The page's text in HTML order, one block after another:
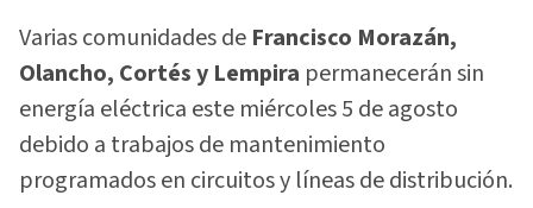
Varias comunidades de Francisco Morazán,
Olancho, Cortés y Lempira permanecerán sin
energía eléctrica este miércoles 5 de agosto
debido a trabajos de mantenimiento
programados en circuitos y líneas de distribución.